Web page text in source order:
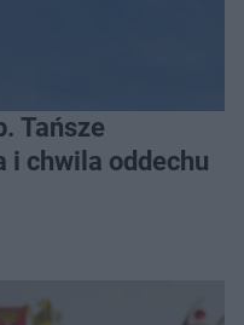
Tańsze
i chwila oddechu